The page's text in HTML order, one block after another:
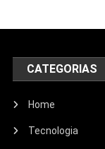
CATEGORIAS
Home
Tecnologia